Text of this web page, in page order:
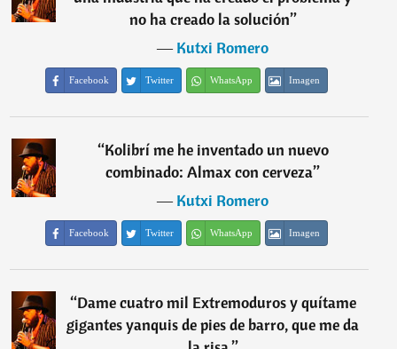
no ha creado la solución”
―Kutxi Romero
Facebook Twitter WhatsApp Imagen
“Kolibrí me he inventado un nuevo
combinado: Almax con cerveza”
―Kutxi Romero
Facebook Twitter WhatsApp Imagen
“Dame cuatro mil Extremoduros y quítame
gigantes yanquis de pies de barro, que me da